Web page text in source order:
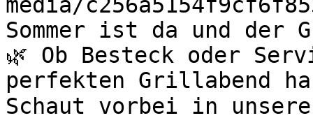
Sommer ist da und
🌿 Ob Besteck oder
perfekten Grillabend
Schaut vorbei in